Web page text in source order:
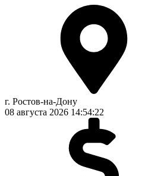
г. Ростов-на-Дону
08 августа 2026 14:54:22